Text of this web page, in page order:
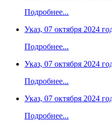
Подробнее...
Указ, 07 октября 2024
Подробнее...
Указ, 07 октября 2024
Подробнее...
Указ, 07 октября 2024
Подробнее...